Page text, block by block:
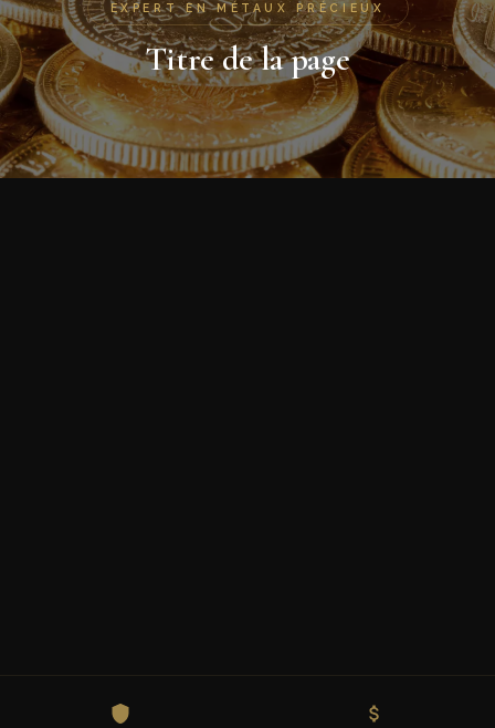
EXPERT EN MÉTAUX PRÉCIEUX
Titre de la page